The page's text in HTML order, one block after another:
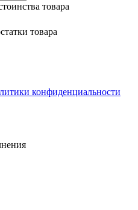
товара
товара
конфиденциальности